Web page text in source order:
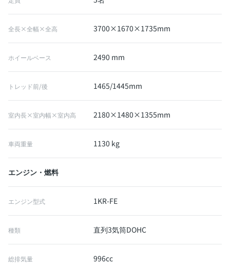
全長×全幅×全高 3700×1670×1735mm
ホイールベース 2490 mm
トレッド前/後 1465/1445mm
室内長×室内幅×室内高 2180×1480×1355mm
車両重量 1130 kg
エンジン・燃料
エンジン型式 1KR-FE
種類 直列3気筒DOHC
総排気量 996cc